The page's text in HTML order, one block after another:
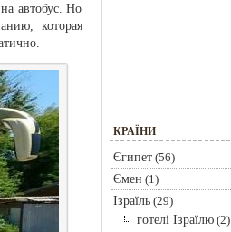
автобус. Но
которая
КРАЇНИ
Єгипет(56)
Ємен (1)
Ізраїль(29)
готелі Ізраїлю(2)